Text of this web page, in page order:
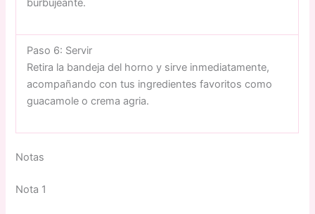
burbujeante.
Paso 6: Servir
Retira la bandeja del horno y sirve inmediatamente,
acompañando con tus ingredientes favoritos como
guacamole o crema agria.
Notas
Nota 1